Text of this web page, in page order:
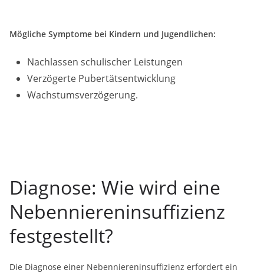
Mögliche Symptome bei Kindern und Jugendlichen:
Nachlassen schulischer Leistungen
Verzögerte Pubertätsentwicklung
Wachstumsverzögerung.
Diagnose: Wie wird eine
Nebenniereninsuffizienz
festgestellt?
Die Diagnose einer Nebenniereninsuffizienz erfordert ein